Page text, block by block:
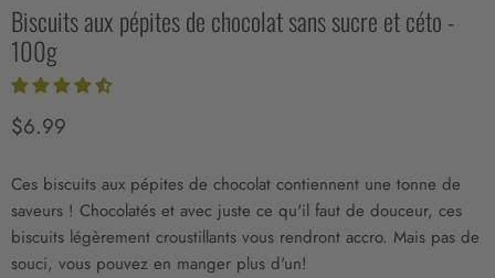
Biscuits aux pépites de chocolat sans sucre et céto -
100g
Prix actuel
$6.99
Ces biscuits aux pépites de chocolat contiennent une tonne de
saveurs ! Chocolatés et avec juste ce qu'il faut de douceur, ces
biscuits légèrement croustillants vous rendront accro. Mais pas de
souci, vous pouvez en manger plus d'un!